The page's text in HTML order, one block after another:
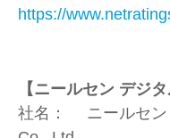
https://
【ニールセン デジ
社名：
ニールセ